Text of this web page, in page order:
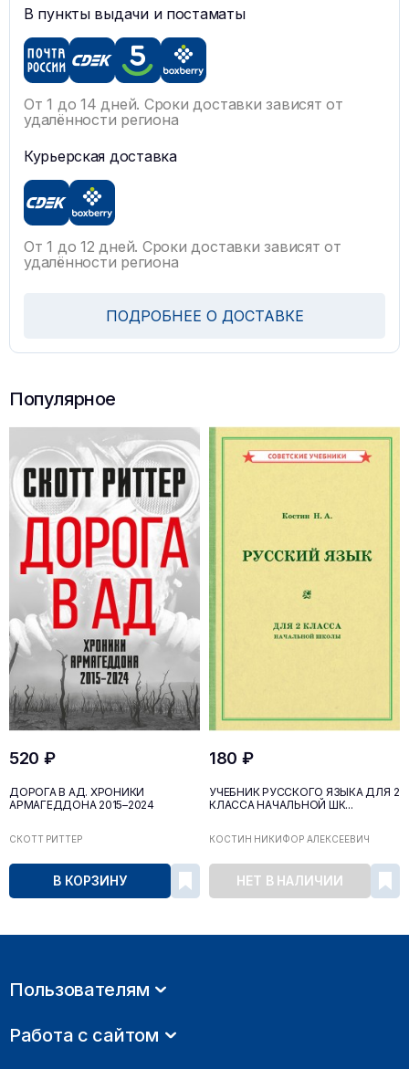
В пункты выдачи и постаматы
От 1 до 14 дней. Сроки доставки зависят от
удалённости региона
Курьерская доставка
От 1 до 12 дней. Сроки доставки зависят от
удалённости региона
ПОДРОБНЕЕ О ДОСТАВКЕ
Популярное
520 ₽
ДОРОГА В АД. ХРОНИКИ
АРМАГЕДДОНА 2015–2024
СКОТТ РИТТЕР
В КОРЗИНУ
180 ₽
УЧЕБНИК РУССКОГО ЯЗЫКА ДЛЯ 2
КЛАССА НАЧАЛЬНОЙ ШК...
КОСТИН НИКИФОР АЛЕКСЕЕВИЧ
НЕТ В НАЛИЧИИ
Пользователям
Работа с сайтом